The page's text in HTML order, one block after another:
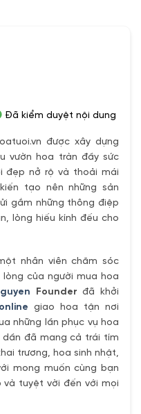
được xây dựng
vườn hoa tràn đầy sức
đẹp nở rộ và thoải mái
tạo nên những sản
gắm những thông điệp
lòng hiếu kính đếu cho
nhân viên chăm sóc
của người mua hoa
Founder đã khởi
giao hoa tận nơi
những lần phục vụ hoa
đã mang cả trái tím
trương, hoa sinh nhật,
mong muốn cùng bạn
tuyệt vời đến với mọi
Đã kiểm duyệt nội dung